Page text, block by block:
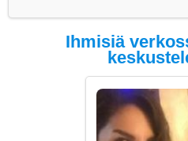
Ihmisiä